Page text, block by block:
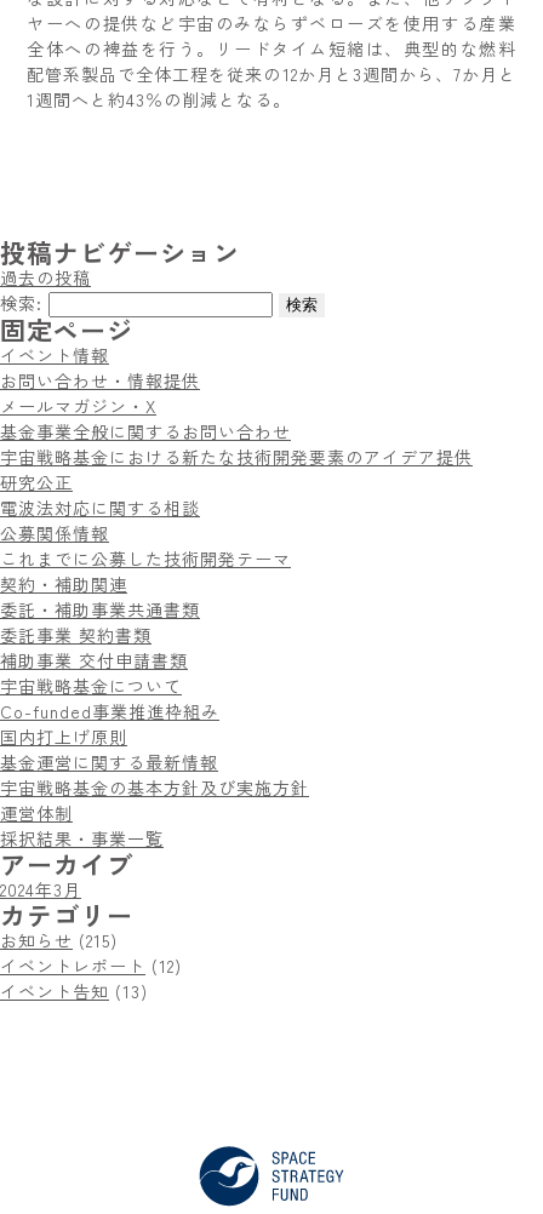
ヤーへの提供など宇宙のみならずベローズを使用する産業
全体への裨益を行う。リードタイム短縮は、典型的な燃料
配管系製品で全体工程を従来の12か月と3週間から、7か月と
1週間へと約43％の削減となる。
投稿ナビゲーション
過去の投稿
検索:
固定ページ
イベント情報
お問い合わせ・情報提供
メールマガジン・X
基金事業全般に関するお問い合わせ
宇宙戦略基金における新たな技術開発要素のアイデア提供
研究公正
電波法対応に関する相談
公募関係情報
これまでに公募した技術開発テーマ
契約・補助関連
委託・補助事業共通書類
委託事業 契約書類
補助事業 交付申請書類
宇宙戦略基金について
Co-funded事業推進枠組み
国内打上げ原則
基金運営に関する最新情報
宇宙戦略基金の基本方針及び実施方針
運営体制
採択結果・事業一覧
アーカイブ
2024年3月
カテゴリー
お知らせ (215)
イベントレポート (12)
イベント告知 (13)